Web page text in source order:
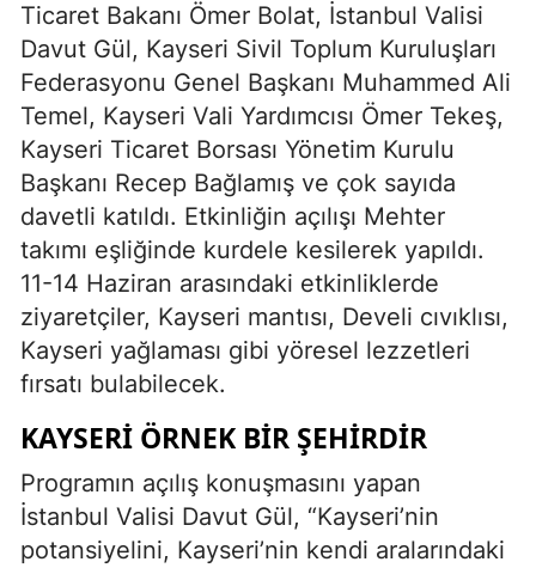
Ticaret Bakanı Ömer Bolat, İstanbul Valisi
Davut Gül, Kayseri Sivil Toplum Kuruluşları
Federasyonu Genel Başkanı Muhammed Ali
Temel, Kayseri Vali Yardımcısı Ömer Tekeş,
Kayseri Ticaret Borsası Yönetim Kurulu
Başkanı Recep Bağlamış ve çok sayıda
davetli katıldı. Etkinliğin açılışı Mehter
takımı eşliğinde kurdele kesilerek yapıldı.
11-14 Haziran arasındaki etkinliklerde
ziyaretçiler, Kayseri mantısı, Develi cıvıklısı,
Kayseri yağlaması gibi yöresel lezzetleri
fırsatı bulabilecek.
KAYSERI ÖRNEK BIR ŞEHIRDIR
Programın açılış konuşmasını yapan
İstanbul Valisi Davut Gül, “Kayseri’nin
potansiyelini, Kayseri’nin kendi aralarındaki